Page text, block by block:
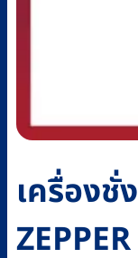
เครื่อง